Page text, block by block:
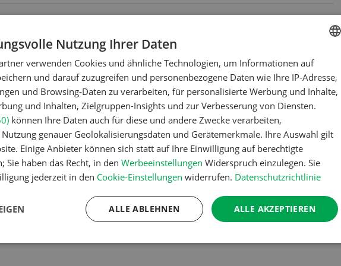
2,5
Abzugeben:
Mähdrescher
Oldtimer-Mähdrescher
Ködel & Böhm abzugeben,
ca. Jg. 1960, Region 8400,
Maschine läuft, wird aber
nicht…
ZUR ANZEIGE
Vorderräder420/70 R24,
passend zu Fendt 312, ca.
70 %, Fr. 200
ZUR ANZEIGE
FRENCH
Nutzung Ihrer Daten
verwenden Cookies und ähnliche Technologien, um Informationen auf
und darauf zuzugreifen und personenbezogene Daten wie Ihre IP-Adresse,
und Browsing-Daten zu verarbeiten, für personalisierte Werbung und Inhalte,
und Inhalten, Zielgruppen-Insights und zur Verbesserung von Diensten.
können Ihre Daten auch für diese und andere Zwecke verarbeiten,
genauer Geolokalisierungsdaten und Gerätemerkmale. Ihre Auswahl gilt
Einige Anbieter können sich statt auf Ihre Einwilligung auf berechtigte
Sie haben das Recht, in den Werbeeinstellungen Widerspruch einzulegen. Sie
jederzeit in den Cookie-Einstellungen widerrufen. Datenschutzrichtlinie
ALLE AKZEPTIEREN
ALLE ABLEHNEN